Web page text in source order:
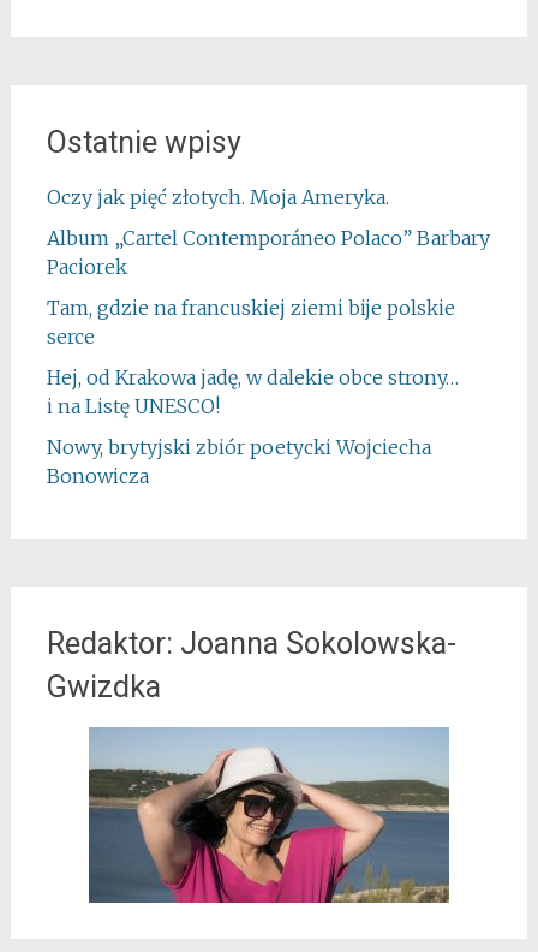
Ostatnie wpisy
Oczy jak pięć złotych. Moja Ameryka.
Album „Cartel Contemporáneo Polaco” Barbary
Paciorek
Tam, gdzie na francuskiej ziemi bije polskie
serce
Hej, od Krakowa jadę, w dalekie obce strony…
i na Listę UNESCO!
Nowy, brytyjski zbiór poetycki Wojciecha
Bonowicza
Redaktor: Joanna Sokolowska-
Gwizdka